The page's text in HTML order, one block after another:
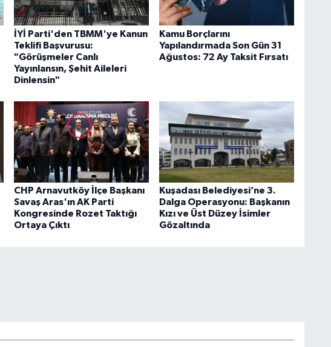
İYİ Parti'den TBMM'ye Kanun
Teklifi Başvurusu:
"Görüşmeler Canlı
Yayınlansın, Şehit Aileleri
Dinlensin"
Kamu Borçlarını
Yapılandırmada Son Gün 31
Ağustos: 72 Ay Taksit Fırsatı
CHP Arnavutköy İlçe Başkanı
Savaş Aras'ın AK Parti
Kongresinde Rozet Taktığı
Ortaya Çıktı
Kuşadası Belediyesi’ne 3.
Dalga Operasyonu: Başkanın
Kızı ve Üst Düzey İsimler
Gözaltında